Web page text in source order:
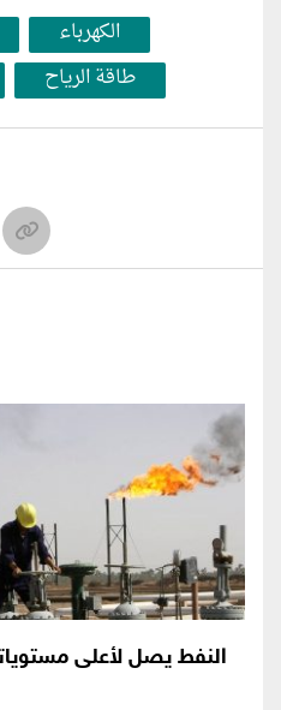
الكهرباء
طاقة الرياح
النفط يصل لأعلى